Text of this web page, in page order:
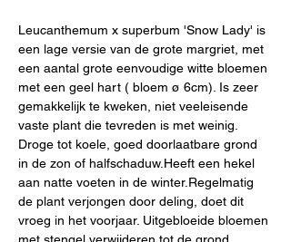
Leucanthemum x superbum 'Snow Lady' is
een lage versie van de grote margriet, met
een aantal grote eenvoudige witte bloemen
met een geel hart ( bloem ø 6cm). Is zeer
gemakkelijk te kweken, niet veeleisende
vaste plant die tevreden is met weinig.
Droge tot koele, goed doorlaatbare grond
in de zon of halfschaduw.Heeft een hekel
aan natte voeten in de winter.Regelmatig
de plant verjongen door deling, doet dit
vroeg in het voorjaar. Uitgebloeide bloemen